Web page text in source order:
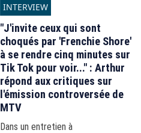
INTERVIEW
"J'invite ceux qui sont
choqués par 'Frenchie Shore'
à se rendre cinq minutes sur
Tik Tok pour voir..." : Arthur
répond aux critiques sur
l'émission controversée de
MTV
Dans un entretien à